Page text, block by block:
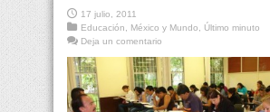
17 julio, 2011
Educación, México y Mundo, Último minuto
Deja un comentario